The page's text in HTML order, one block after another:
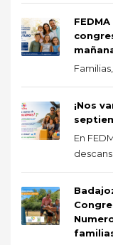
¡Nos
En
descans...